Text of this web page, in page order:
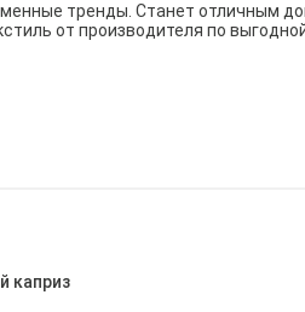
тренды. Станет отличным
от производителя по
каприз